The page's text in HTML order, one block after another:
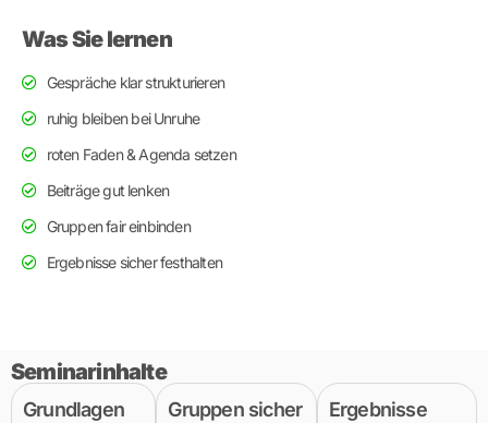
Was Sie lernen
Gespräche klar strukturieren
ruhig bleiben bei Unruhe
roten Faden & Agenda setzen
Beiträge gut lenken
Gruppen fair einbinden
Ergebnisse sicher festhalten
Seminarinhalte
Grundlagen
Gruppen sicher
Ergebnisse